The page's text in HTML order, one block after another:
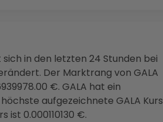
sich in den letzten 24 Stunden bei
Der Marktrang von GALA
€. GALA hat ein
aufgezeichnete GALA Kurs
ist 0.000110130 €.